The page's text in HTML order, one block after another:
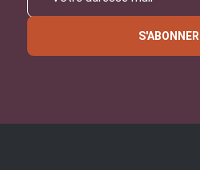
S'ABONNER